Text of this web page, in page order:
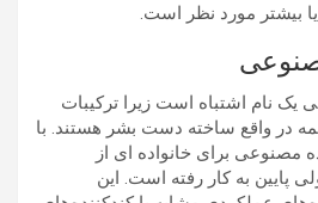
یک نام اشتباه است زیرا ترکیبات
در واقع ساخته دست بشر هستند. با
مصنوعی برای خانواده ای از
پایین به کار رفته است. این